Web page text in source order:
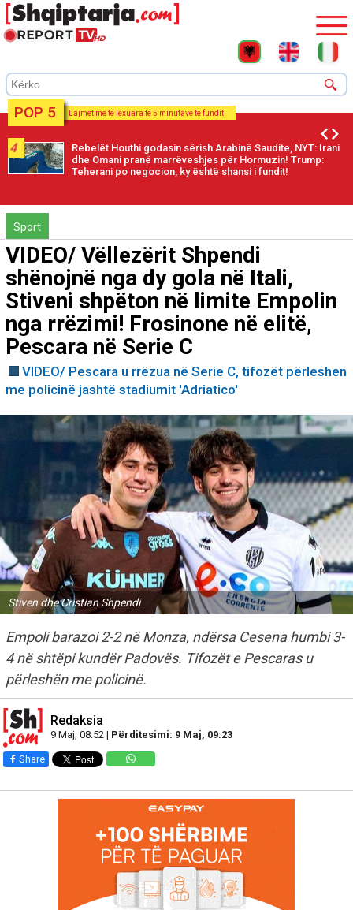
POP 5 Lajmet më të lexuara të 5 minutave të fundit
4
Rebelët Houthi godasin sërish Arabinë Saudite, NYT: Irani
dhe Omani pranë marrëveshjes për Hormuzin! Trump:
Teherani po negocion, ky është shansi i fundit!
Sport
VIDEO/ Vëllezërit Shpendi
shënojnë nga dy gola në Itali,
Stiveni shpëton në limite Empolin
nga rrëzimi! Frosinone në elitë,
Pescara në Serie C
VIDEO/ Pescara u rrëzua në Serie C, tifozët përleshen
me policinë jashtë stadiumit 'Adriatico'
Stiven dhe Cristian Shpendi
Empoli barazoi 2-2 në Monza, ndërsa Cesena humbi 3-
4 në shtëpi kundër Padovës. Tifozët e Pescaras u
përleshën me policinë.
Redaksia
9 Maj, 08:52 | Përditesimi: 9 Maj, 09:23
Share